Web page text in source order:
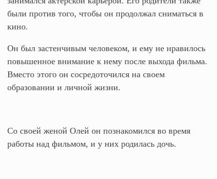
были против того, чтобы он продолжал сниматься в
кино.
Он был застенчивым человеком, и ему не нравилось
повышенное внимание к нему после выхода фильма.
Вместо этого он сосредоточился на своем
образовании и личной жизни.
Со своей женой Олей он познакомился во время
работы над фильмом, и у них родилась дочь.